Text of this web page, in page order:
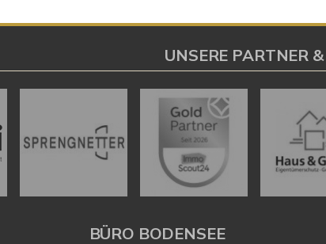
UNSERE PARTNER
BÜRO BODENSEE